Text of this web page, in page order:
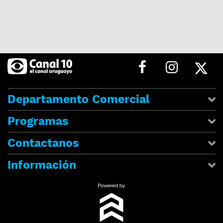
Departamento Comercial
Programas
Contactanos
Información